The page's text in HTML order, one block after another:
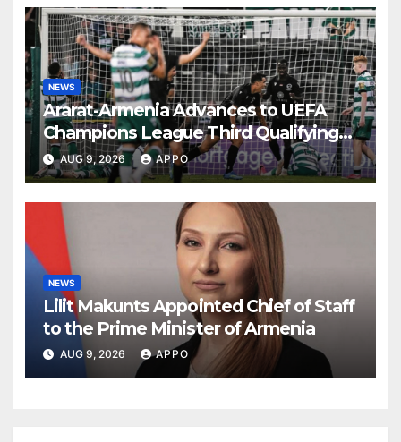
NEWS
Ararat-Armenia Advances to UEFA
Champions League Third Qualifying
Round
AUG 9, 2026 APPO
NEWS
Lilit Makunts Appointed Chief of Staff
to the Prime Minister of Armenia
AUG 9, 2026 APPO